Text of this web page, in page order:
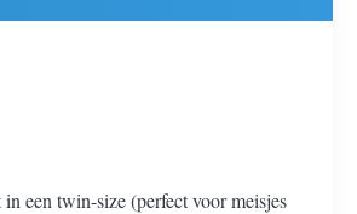
een twin-size (perfect voor meisjes